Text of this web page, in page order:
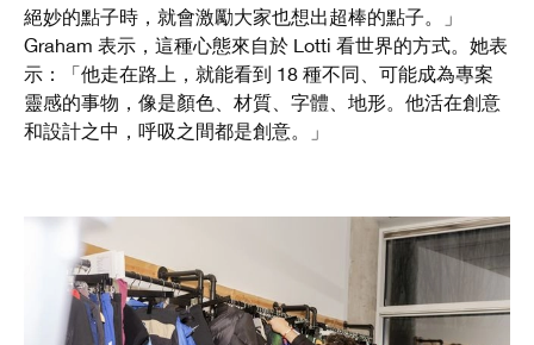
絕妙的點子時，就會激勵大家也想出超棒的點子。」
Graham 表示，這種心態來自於 Lotti 看世界的方式。她表
示：「他走在路上，就能看到 18 種不同、可能成為專案
靈感的事物，像是顏色、材質、字體、地形。他活在創意
和設計之中，呼吸之間都是創意。」